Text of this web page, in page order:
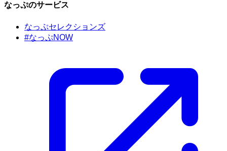
なっぷのサービス
なっぷセレクションズ
#なっぷNOW